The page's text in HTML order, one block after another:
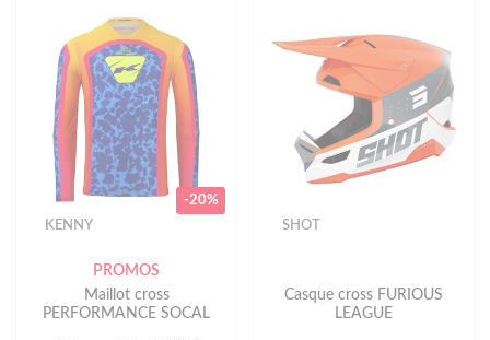
-20%
KENNY
PROMOS
Maillot cross
PERFORMANCE SOCAL
SHOT
Casque cross FURIOUS
LEAGUE